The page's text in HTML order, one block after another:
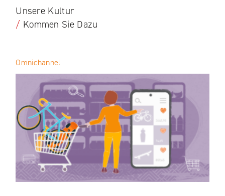
Unsere Kultur
/ Kommen Sie Dazu
Omnichannel